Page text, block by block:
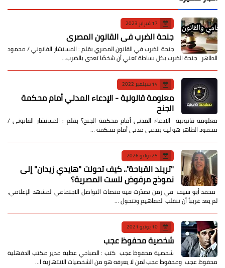
17 فبراير 2023
جنحة الضرب في القانون المصري
جنحة الضرب في القانون المصري بقلم : المستشار القانوني / محمود
الطاهر جنحة الضرب بكل بساطة تعني أن شخصًا تعدى بالضرب…
14 سبتمبر 2022
معلومة قانونية - الإدعاء المدني أمام محكمة
الجنح
معلومة قانونية الإدعاء المدني أمام محكمة الجنح؟ بقلم : المستشار القانوني /
محمود الطاهر هو ليه بندعي مدني أمام محكمة …
25 يوليو 2026
​"تريند القباحة".. كيف تحولت "هايدي زيدان" إلى
نموذج مرفوض للست المصرية؟
​ محمد أبو سيف ​في زمن تصدّرت فيه منصات التواصل الاجتماعي المشهد الإعلامي،
لم يعد غريباً أن تنقلب المفاهيم وتتحول …
10 يونيو 2021
شخصية محفوظ عجب
شخصية محفوظ عجب كتب : الصباحي عطية مدير مكتب الدقهلية
محفوظ عجب ومحفوظ عجب لمن لا يعرفه هو من الشخصيات الانتهازية ا…